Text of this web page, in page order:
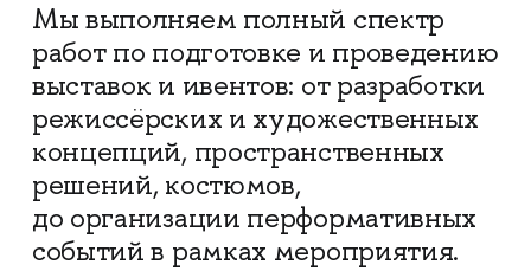
Мы выполняем полный спектр
работ по подготовке и проведению
выставок и ивентов: от разработки
режиссёрских и художественных
концепций, пространственных
решений, костюмов,
до организации перформативных
событий в рамках мероприятия.